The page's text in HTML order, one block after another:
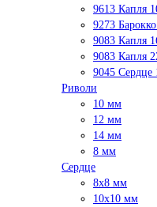
9613 Капля
9273
9083 Капля
9083 Капля
9045 Сердце
Риволи
10 мм
12 мм
14 мм
8 мм
Сердце
8х8 мм
10х10 мм